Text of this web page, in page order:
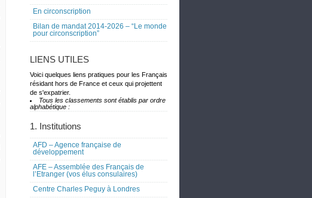
En circonscription
Bilan de mandat 2014-2026 – “Le monde
pour circonscription”
LIENS UTILES
Voici quelques liens pratiques pour les Français
résidant hors de France et ceux qui projettent
de s'expatrier.
Tous les classements sont établis par ordre
alphabétique :
1. Institutions
AFD – Agence française de
développement
AFE – Assemblée des Français de
l’Etranger (vos élus consulaires)
Centre Charles Peguy à Londres